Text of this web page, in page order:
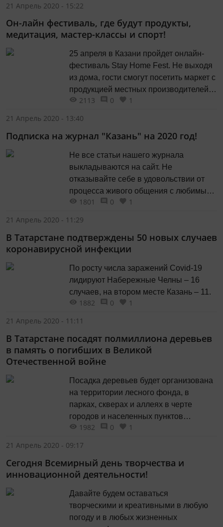
21 Апрель 2020 - 15:22
Он-лайн фестиваль, где будут продукты,
медитация, мастер-классы и спорт!
25 апреля в Казани пройдет онлайн-
фестиваль Stay Home Fest. Не выходя
из дома, гости смогут посетить маркет с
продукцией местных производителей,
позаниматься на спортивной площадке
2113 0
1
21 Апрель 2020 - 13:40
Подписка на журнал "Казань" на 2020 год!
Не все статьи нашего журнала
выкладываются на сайт. Не
отказывайте себе в удовольствии от
процесса живого общения с любимым
журналом!
1801 0
1
21 Апрель 2020 - 11:29
В Татарстане подтверждены 50 новых случаев
коронавирусной инфекции
По росту числа заражений Covid-19
лидируют Набережные Челны – 16
случаев, на втором месте Казань – 11.
1882 0
1
21 Апрель 2020 - 11:11
В Татарстане посадят полмиллиона деревьев
в память о погибших в Великой
Отечественной войне
Посадка деревьев будет организована
на территории лесного фонда, в
парках, скверах и аллеях в черте
городов и населенных пунктов
республики.
1982 0
1
21 Апрель 2020 - 09:17
Сегодня Всемирный день творчества и
инновационной деятельности!
Давайте будем оставаться
творческими и креативными в любую
погоду и в любых жизненных